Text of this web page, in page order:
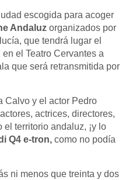
escogida para acoger
Andaluz organizados por
que tendrá lugar el
el Teatro Cervantes a
que será retransmitida por
Calvo y el actor Pedro
actrices, directores,
territorio andaluz, ¡y lo
Q4 e-tron, como no podía
ni menos que treinta y dos